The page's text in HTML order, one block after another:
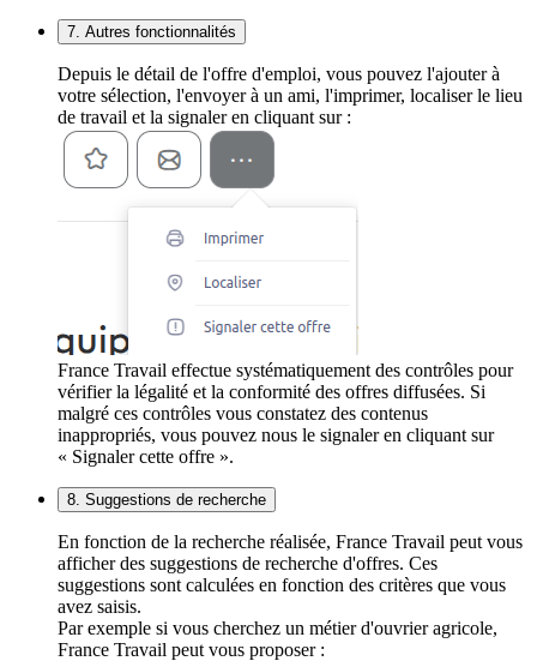
7. Autres fonctionnalités
Depuis le détail de l'offre d'emploi, vous pouvez l'ajouter à
votre sélection, l'envoyer à un ami, l'imprimer, localiser le lieu
de travail et la signaler en cliquant sur :
France Travail effectue systématiquement des contrôles pour
vérifier la légalité et la conformité des offres diffusées. Si
malgré ces contrôles vous constatez des contenus
inappropriés, vous pouvez nous le signaler en cliquant sur
« Signaler cette offre ».
8. Suggestions de recherche
En fonction de la recherche réalisée, France Travail peut vous
afficher des suggestions de recherche d'offres. Ces
suggestions sont calculées en fonction des critères que vous
avez saisis.
Par exemple si vous cherchez un métier d'ouvrier agricole,
France Travail peut vous proposer :